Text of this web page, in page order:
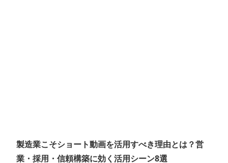
製造業こそショート動画を活用すべき理由とは？営
業・採用・信頼構築に効く活用シーン8選